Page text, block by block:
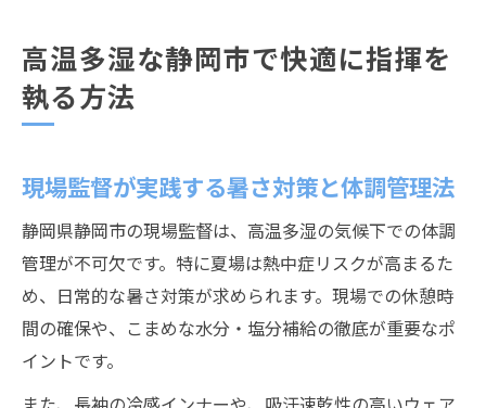
高温多湿な静岡市で快適に指揮を
執る方法
現場監督が実践する暑さ対策と体調管理法
静岡県静岡市の現場監督は、高温多湿の気候下での体調
管理が不可欠です。特に夏場は熱中症リスクが高まるた
め、日常的な暑さ対策が求められます。現場での休憩時
間の確保や、こまめな水分・塩分補給の徹底が重要なポ
イントです。